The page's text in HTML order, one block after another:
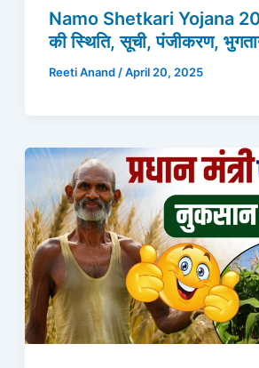
Namo Shetkari Yojana
की स्थिति, सूची, पंजीकरण,
Reeti Anand/April 20, 2025